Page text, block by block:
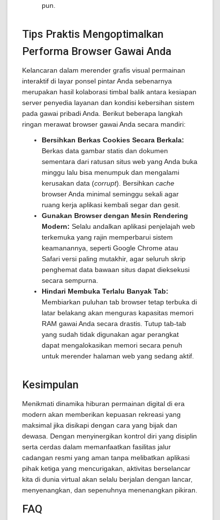
pun.
Tips Praktis Mengoptimalkan
Performa Browser Gawai Anda
Kelancaran dalam merender grafis visual permainan
interaktif di layar ponsel pintar Anda sebenarnya
merupakan hasil kolaborasi timbal balik antara kesiapan
server penyedia layanan dan kondisi kebersihan sistem
pada gawai pribadi Anda. Berikut beberapa langkah
ringan merawat browser gawai Anda secara mandiri:
Bersihkan Berkas Cookies Secara Berkala:
Berkas data gambar statis dan dokumen
sementara dari ratusan situs web yang Anda buka
minggu lalu bisa menumpuk dan mengalami
kerusakan data (corrupt). Bersihkan cache
browser Anda minimal seminggu sekali agar
ruang kerja aplikasi kembali segar dan gesit.
Gunakan Browser dengan Mesin Rendering
Modern: Selalu andalkan aplikasi penjelajah web
terkemuka yang rajin memperbarui sistem
keamanannya, seperti Google Chrome atau
Safari versi paling mutakhir, agar seluruh skrip
penghemat data bawaan situs dapat dieksekusi
secara sempurna.
Hindari Membuka Terlalu Banyak Tab:
Membiarkan puluhan tab browser tetap terbuka di
latar belakang akan menguras kapasitas memori
RAM gawai Anda secara drastis. Tutup tab-tab
yang sudah tidak digunakan agar perangkat
dapat mengalokasikan memori secara penuh
untuk merender halaman web yang sedang aktif.
Kesimpulan
Menikmati dinamika hiburan permainan digital di era
modern akan memberikan kepuasan rekreasi yang
maksimal jika disikapi dengan cara yang bijak dan
dewasa. Dengan menyinergikan kontrol diri yang disiplin
serta cerdas dalam memanfaatkan fasilitas jalur
cadangan resmi yang aman tanpa melibatkan aplikasi
pihak ketiga yang mencurigakan, aktivitas berselancar
kita di dunia virtual akan selalu berjalan dengan lancar,
menyenangkan, dan sepenuhnya menenangkan pikiran.
FAQ